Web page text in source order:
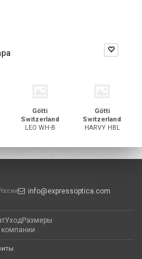
Götti
Switzerland
LEO WH-B
Götti
Switzerland
HARVY HBL
info@expressoptica.com
УходРазмеры